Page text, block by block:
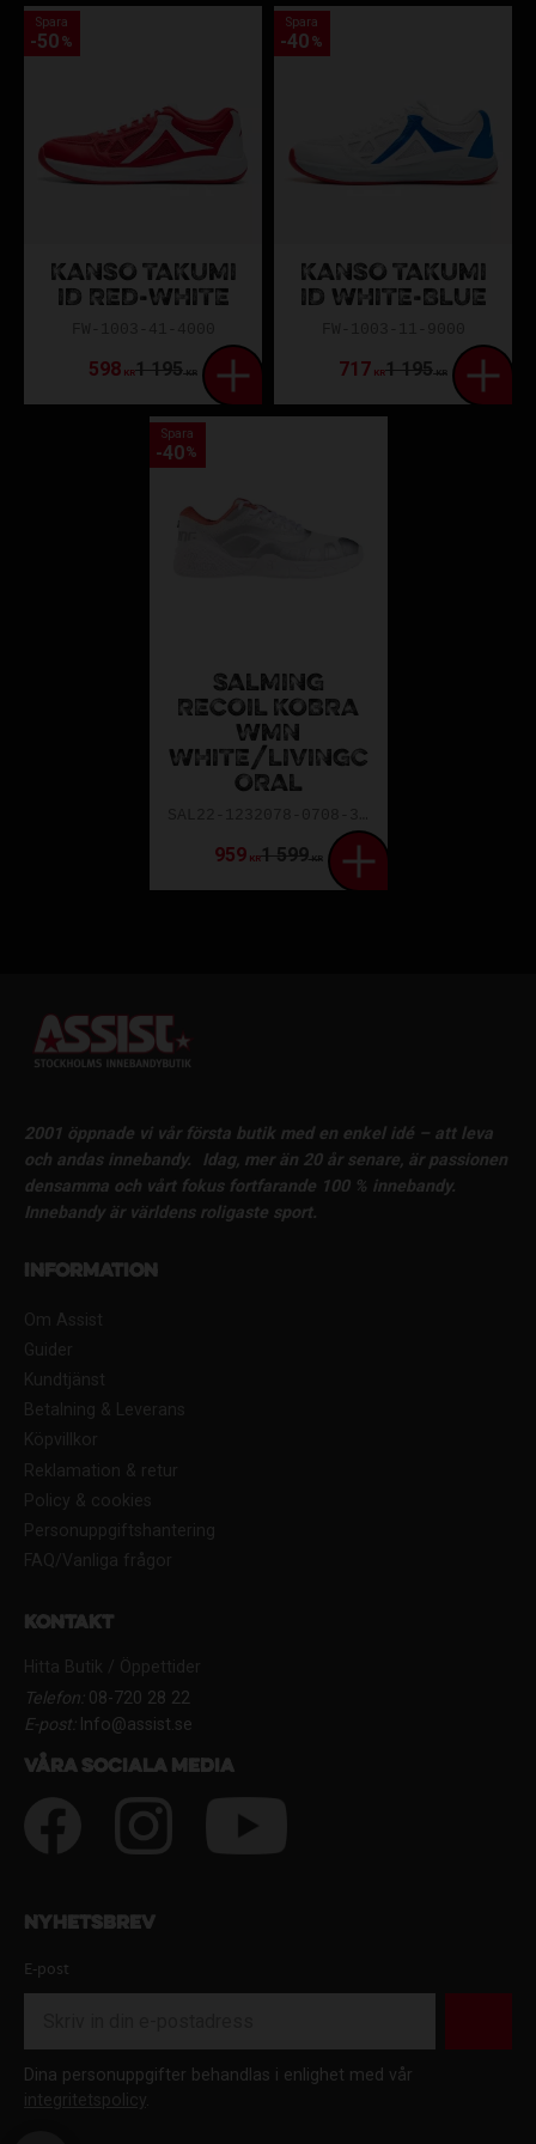
KANSO TAKUMI
ID RED-WHITE
598 KR1 195KR
Spara
50 %
KANSO TAKUMI
ID WHITE-BLUE
717 KR1 195KR
Spara
40 %
SALMING
RECOIL KOBRA
WMN
WHITE/LIVINGC
ORAL
959KR1 599KR
Spara
40%
2001 öppnade vi vår första butik med en enkel idé – att leva
och andas innebandy.
Idag, mer än 20 år senare, är passionen
densamma och vårt fokus fortfarande 100 % innebandy.
Innebandy är världens roligaste sport.
Information
Om Assist
Guider
Kundtjänst
Betalning & Leverans
Köpvillkor
Reklamation & retur
Policy & cookies
Personuppgiftshantering
FAQ/Vanliga frågor
Kontakt
Hitta Butik / Öppettider
Telefon:08-720 28 22
E-post:Info@assist.se
Våra sociala media
Nyhetsbrev
E-post
Dina personuppgifter behandlas i enlighet med vår
integritetspolicy.